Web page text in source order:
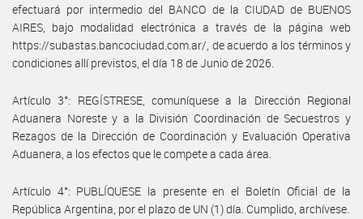
efectuará por intermedio del BANCO de la CIUDAD de BUENOS
AIRES, bajo modalidad electrónica a través de la página web
https://subastas.bancociudad.com.ar/, de acuerdo a los términos y
condiciones allí previstos, el día 18 de Junio de 2026.
Artículo 3°: REGÍSTRESE, comuníquese a la Dirección Regional
Aduanera Noreste y a la División Coordinación de Secuestros y
Rezagos de la Dirección de Coordinación y Evaluación Operativa
Aduanera, a los efectos que le compete a cada área.
Artículo 4°: PUBLÍQUESE la presente en el Boletín Oficial de la
República Argentina, por el plazo de UN (1) día. Cumplido, archívese.